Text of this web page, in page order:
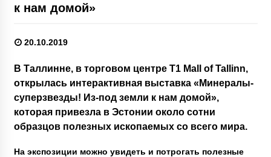
к нам домой»
20.10.2019
В Таллинне, в торговом центре T1 Mall of Tallinn,
открылась интерактивная выставка «Минералы-
суперзвезды! Из-под земли к нам домой»,
которая привезла в Эстонии около сотни
образцов полезных ископаемых со всего мира.
На экспозиции можно увидеть и потрогать полезные